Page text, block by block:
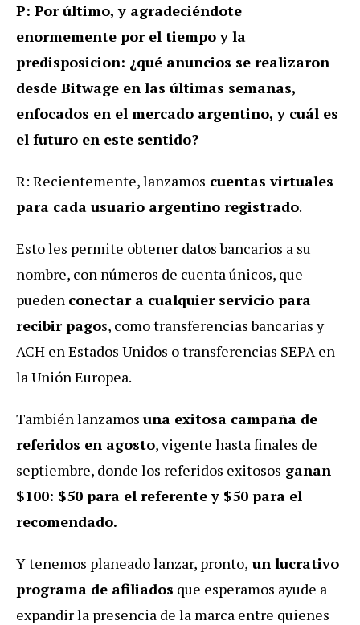
P: Por último, y agradeciéndote
enormemente por el tiempo y la
predisposicion: ¿qué anuncios se realizaron
desde Bitwage en las últimas semanas,
enfocados en el mercado argentino, y cuál es
el futuro en este sentido?
R: Recientemente, lanzamos cuentas virtuales
para cada usuario argentino registrado.
Esto les permite obtener datos bancarios a su
nombre, con números de cuenta únicos, que
pueden conectar a cualquier servicio para
recibir pagos, como transferencias bancarias y
ACH en Estados Unidos o transferencias SEPA en
la Unión Europea.
También lanzamos una exitosa campaña de
referidos en agosto, vigente hasta finales de
septiembre, donde los referidos exitosos ganan
$100: $50 para el referente y $50 para el
recomendado.
Y tenemos planeado lanzar, pronto, un lucrativo
programa de afiliados que esperamos ayude a
expandir la presencia de la marca entre quienes